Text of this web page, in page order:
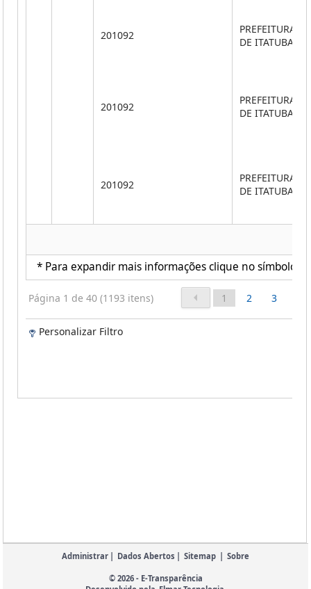
* Para expandir mais informações clique no símbolo
201092
PREFEITURA
DE ITATUBA
201092
PREFEITURA
DE ITATUBA
201092
PREFEITURA
DE ITATUBA
Página 1 de 40 (1193 itens) 1 2 3
Personalizar Filtro
Administrar Dados Abertos Sitemap Sobre
© 2026 - E-Transparência